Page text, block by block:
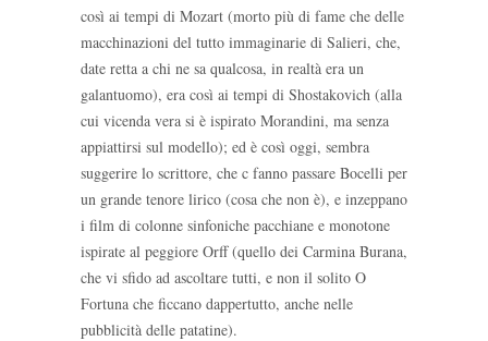
così ai tempi di Mozart (morto più di fame che delle
macchinazioni del tutto immaginarie di Salieri, che,
date retta a chi ne sa qualcosa, in realtà era un
galantuomo), era così ai tempi di Shostakovich (alla
cui vicenda vera si è ispirato Morandini, ma senza
appiattirsi sul modello); ed è così oggi, sembra
suggerire lo scrittore, che c fanno passare Bocelli per
un grande tenore lirico (cosa che non è), e inzeppano
i film di colonne sinfoniche pacchiane e monotone
ispirate al peggiore Orff (quello dei Carmina Burana,
che vi sfido ad ascoltare tutti, e non il solito O
Fortuna che ficcano dappertutto, anche nelle
pubblicità delle patatine).